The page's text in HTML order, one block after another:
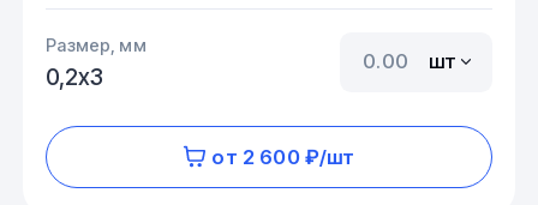
Размер, мм
0,2х3
шт
от 2 600 ₽/шт